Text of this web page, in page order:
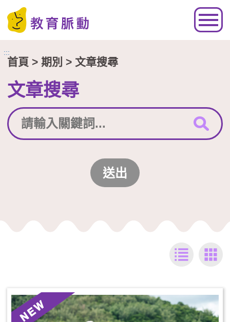
跳到主要內容區塊
:::
首頁 > 期別 > 文章搜尋
文章搜尋
送出